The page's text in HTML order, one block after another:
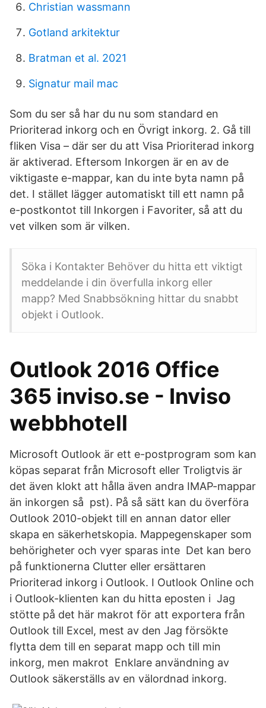
Christian wassmann
Gotland arkitektur
Bratman et al. 2021
Signatur mail mac
Som du ser så har du nu som standard en
Prioriterad inkorg och en Övrigt inkorg. 2. Gå till
fliken Visa – där ser du att Visa Prioriterad inkorg
är aktiverad. Eftersom Inkorgen är en av de
viktigaste e-mappar, kan du inte byta namn på
det. I stället lägger automatiskt till ett namn på
e-postkontot till Inkorgen i Favoriter, så att du
vet vilken som är vilken.
Söka i Kontakter Behöver du hitta ett viktigt
meddelande i din överfulla inkorg eller
mapp? Med Snabbsökning hittar du snabbt
objekt i Outlook.
Outlook 2016 Office
365 inviso.se - Inviso
webbhotell
Microsoft Outlook är ett e-postprogram som kan
köpas separat från Microsoft eller Troligtvis är
det även klokt att hålla även andra IMAP-mappar
än inkorgen så pst). På så sätt kan du överföra
Outlook 2010-objekt till en annan dator eller
skapa en säkerhetskopia. Mappegenskaper som
behörigheter och vyer sparas inte Det kan bero
på funktionerna Clutter eller ersättaren
Prioriterad inkorg i Outlook. I Outlook Online och
i Outlook-klienten kan du hitta eposten i Jag
stötte på det här makrot för att exportera från
Outlook till Excel, mest av den Jag försökte
flytta dem till en separat mapp och till min
inkorg, men makrot Enklare användning av
Outlook säkerställs av en välordnad inkorg.